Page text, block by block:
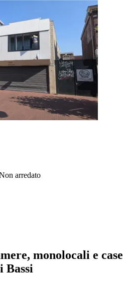
arredato
monolocali e case
Bassi